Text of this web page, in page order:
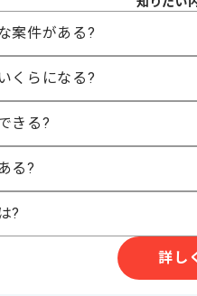
及びPHPを用いた開発経験
キル
チングサービス関連の実務経験
ット開発、組込み連携経験
Connect、webauthn認証な
、TypeScript、Node.jsを用い
、複雑なフロント画面開発経験
、Webセキュリティに関する
案件がある?
くらになる?
きる?
る?
?
詳し